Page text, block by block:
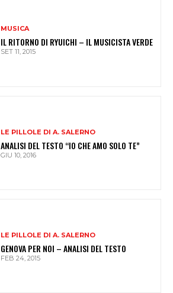
MUSICA
IL RITORNO DI RYUICHI – IL MUSICISTA VERDE
SET 11, 2015
LE PILLOLE DI A. SALERNO
ANALISI DEL TESTO “IO CHE AMO SOLO TE”
GIU 10, 2016
LE PILLOLE DI A. SALERNO
GENOVA PER NOI – ANALISI DEL TESTO
FEB 24, 2015